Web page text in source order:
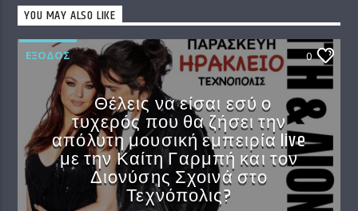
YOU MAY ALSO LIKE
EΞΟΔΟΣ 0
Θέλεις να είσαι εσύ ο
τυχερός που θα ζήσει την
απόλυτη μουσική εμπειρία live
με την Καίτη Γαρμπή και τον
Διονύσης Σχοινά στο
Τεχνόπολις?